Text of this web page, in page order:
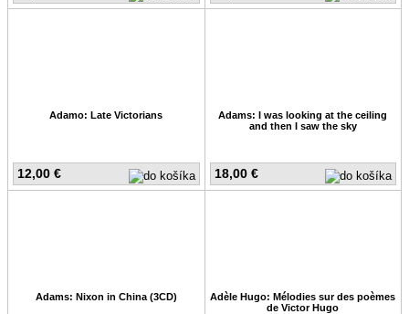
12,00 €
Adamo: Late Victorians
18,00 €
Adams: I was looking at the ceiling
and then I saw the sky
Adams: Nixon in China (3CD)
Adèle Hugo: Mélodies sur des poèmes
de Victor Hugo